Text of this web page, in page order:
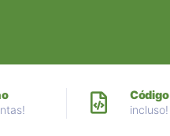
Código
incluso!